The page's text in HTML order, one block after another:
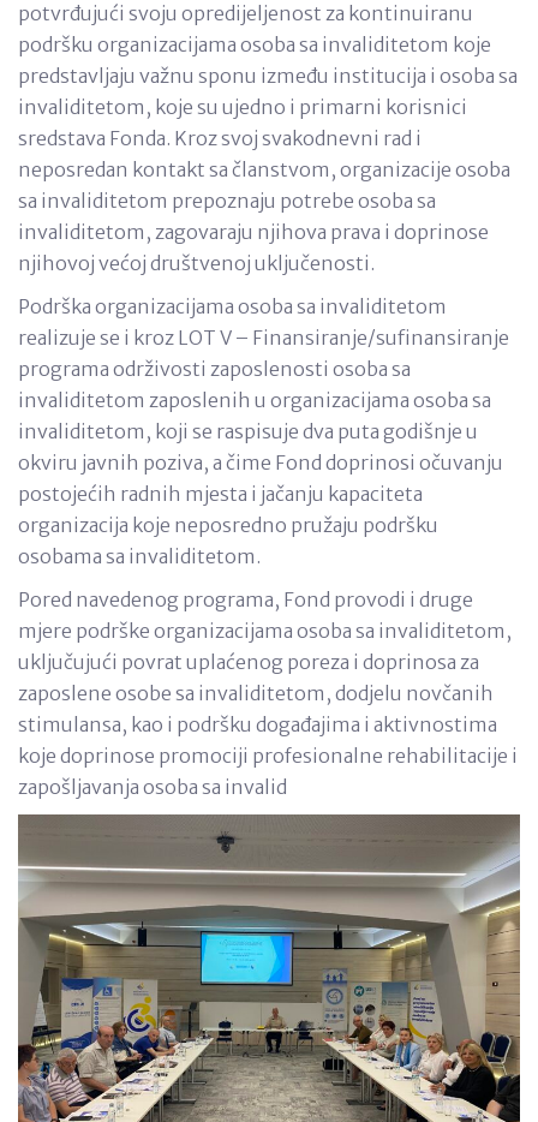
potvrđujući svoju opredijeljenost za kontinuiranu
podršku organizacijama osoba sa invaliditetom koje
predstavljaju važnu sponu između institucija i osoba sa
invaliditetom, koje su ujedno i primarni korisnici
sredstava Fonda. Kroz svoj svakodnevni rad i
neposredan kontakt sa članstvom, organizacije osoba
sa invaliditetom prepoznaju potrebe osoba sa
invaliditetom, zagovaraju njihova prava i doprinose
njihovoj većoj društvenoj uključenosti.
Podrška organizacijama osoba sa invaliditetom
realizuje se i kroz LOT V – Finansiranje/sufinansiranje
programa održivosti zaposlenosti osoba sa
invaliditetom zaposlenih u organizacijama osoba sa
invaliditetom, koji se raspisuje dva puta godišnje u
okviru javnih poziva, a čime Fond doprinosi očuvanju
postojećih radnih mjesta i jačanju kapaciteta
organizacija koje neposredno pružaju podršku
osobama sa invaliditetom.
Pored navedenog programa, Fond provodi i druge
mjere podrške organizacijama osoba sa invaliditetom,
uključujući povrat uplaćenog poreza i doprinosa za
zaposlene osobe sa invaliditetom, dodjelu novčanih
stimulansa, kao i podršku događajima i aktivnostima
koje doprinose promociji profesionalne rehabilitacije i
zapošljavanja osoba sa invalid